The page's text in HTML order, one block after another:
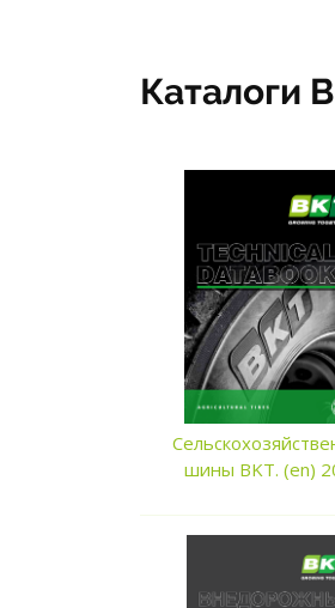
Каталоги
шины BKT. (en)